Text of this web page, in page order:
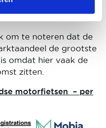
geeft aan dat de markt
om te noteren dat de
de grootste
omdat hier vaak de
zitten.
motorfietsen – per